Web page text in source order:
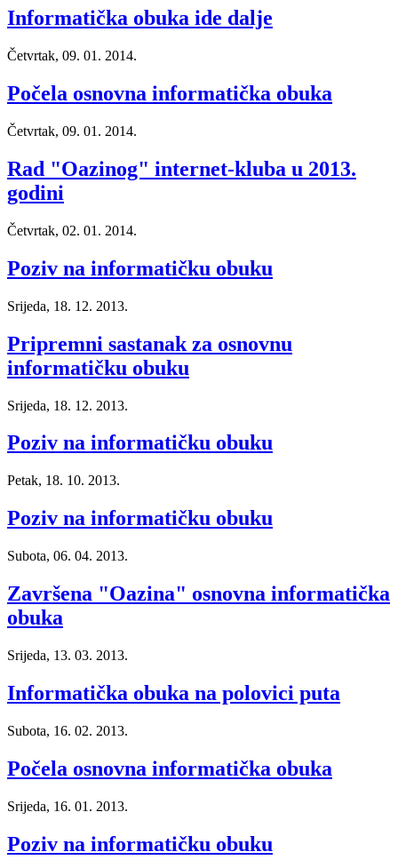
Informatička obuka ide dalje
Četvrtak, 09. 01. 2014.
Počela osnovna informatička obuka
Četvrtak, 09. 01. 2014.
Rad "Oazinog" internet-kluba u 2013.
godini
Četvrtak, 02. 01. 2014.
Poziv na informatičku obuku
Srijeda, 18. 12. 2013.
Pripremni sastanak za osnovnu
informatičku obuku
Srijeda, 18. 12. 2013.
Poziv na informatičku obuku
Petak, 18. 10. 2013.
Poziv na informatičku obuku
Subota, 06. 04. 2013.
Završena "Oazina" osnovna informatička
obuka
Srijeda, 13. 03. 2013.
Informatička obuka na polovici puta
Subota, 16. 02. 2013.
Počela osnovna informatička obuka
Srijeda, 16. 01. 2013.
Poziv na informatičku obuku